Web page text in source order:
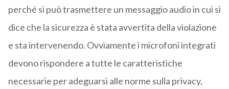
perché si può trasmettere un messaggio audio in cui si
dice che la sicurezza è stata avvertita della violazione
e sta intervenendo. Ovviamente i microfoni integrati
devono rispondere a tutte le caratteristiche
necessarie per adeguarsi alle norme sulla privacy,